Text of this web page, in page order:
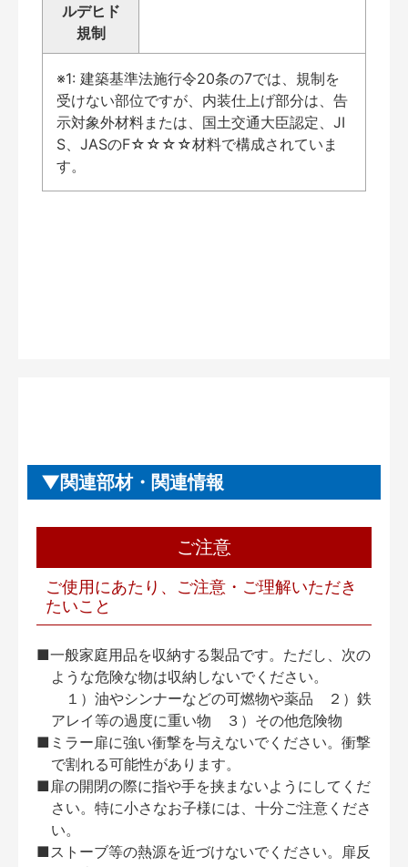
ルデヒド
規制
※1: 建築基準法施行令20条の7では、規制を
受けない部位ですが、内装仕上げ部分は、告
示対象外材料または、国土交通大臣認定、JI
S、JASのF☆☆☆☆材料で構成されていま
す。
関連部材・関連情報
ご注意
ご使用にあたり、ご注意・ご理解いただき
たいこと
■一般家庭用品を収納する製品です。ただし、次の
ような危険な物は収納しないでください。
１）油やシンナーなどの可燃物や薬品 ２）鉄
アレイ等の過度に重い物 ３）その他危険物
■ミラー扉に強い衝撃を与えないでください。衝撃
で割れる可能性があります。
■扉の開閉の際に指や手を挟まないようにしてくだ
さい。特に小さなお子様には、十分ご注意くださ
い。
■ストーブ等の熱源を近づけないでください。扉反